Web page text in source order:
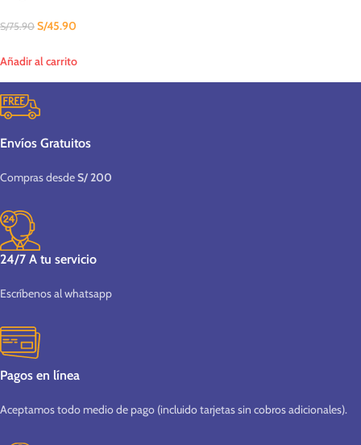
S/75.90 S/45.90
Añadir al carrito
Envíos Gratuitos
Compras desdeS/ 200
24/7 A tu servicio
Escríbenos al whatsapp
Pagos en línea
Aceptamos todo medio de pago (incluido tarjetas sin cobros adicionales).